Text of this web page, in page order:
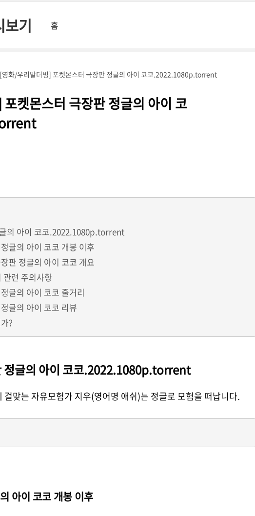
보기 홈
[영화/우리말더빙] 포켓몬스터 극장판 정글의 아이 코코.2022.1080p.torrent
켓몬스터 극장판 정글의 아이 코
의 아이 코코.2022.1080p.torrent
글의 아이 코코 개봉 이후
판 정글의 아이 코코 개요
련 주의사항
글의 아이 코코 줄거리
글의 아이 코코 리뷰
?
정글의 아이 코코.2022.1080p.torrent
맞는 자유모험가 지우(영어명 애쉬)는 정글로 모험을 떠납니다.
아이 코코 개봉 이후